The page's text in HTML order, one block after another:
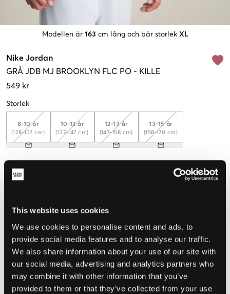
This website uses cookies
We use cookies to personalise content and ads, to
provide social media features and to analyse our traffic.
We also share information about your use of our site with
our social media, advertising and analytics partners who
may combine it with other information that you’ve
provided to them or that they’ve collected from your use
Modellen är 163 cm lång och bär storlek XL
Nike Jordan
GRÅ JDB MJ BROOKLYN FLC PO - KILLE
549 kr
Storlek
8-10 år
(128-137 cm)
10-12 år
(137-147 cm)
12-13 år
(147-158 cm)
13-15 år
(158-170 cm)
Upplevd storlek
STORLEKSGUIDE
VÄLJ STORLEK
på beställningar över 699 kr
Öppet köp
Leverans2-4 vardagar